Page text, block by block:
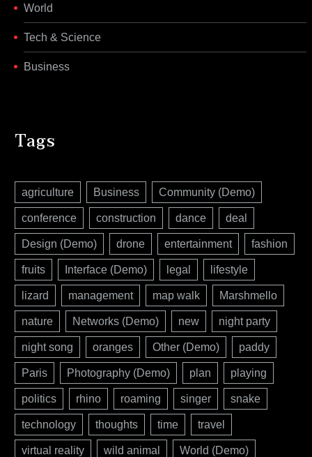
World
Tech & Science
Business
Tags
agriculture Business Community (Demo)
conference construction dance deal
Design (Demo) drone entertainment fashion
fruits Interface (Demo) legal lifestyle
lizard management map walk Marshmello
nature Networks (Demo) new night party
night song oranges Other (Demo) paddy
Paris Photography (Demo) plan playing
politics rhino roaming singer snake
technology thoughts time travel
virtual reality wild animal World (Demo)